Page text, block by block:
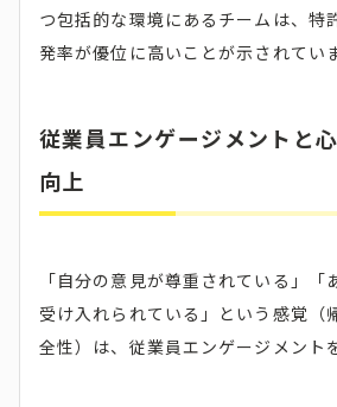
つ包括的な環境にあるチームは、特
発率が優位に高いことが示されてい
従業員エンゲージメントと
向上
「自分の意見が尊重されている」「
受け入れられている」という感覚（
全性）は、従業員エンゲージメント